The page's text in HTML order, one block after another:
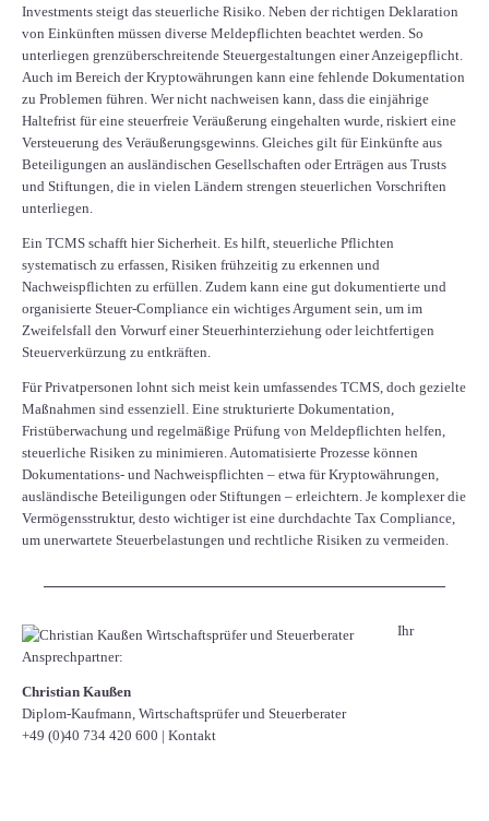
Investments steigt das steuerliche Risiko. Neben der richtigen Deklaration
von Einkünften müssen diverse Meldepflichten beachtet werden. So
unterliegen grenzüberschreitende Steuergestaltungen einer Anzeigepflicht.
Auch im Bereich der Kryptowährungen kann eine fehlende Dokumentation
zu Problemen führen. Wer nicht nachweisen kann, dass die einjährige
Haltefrist für eine steuerfreie Veräußerung eingehalten wurde, riskiert eine
Versteuerung des Veräußerungsgewinns. Gleiches gilt für Einkünfte aus
Beteiligungen an ausländischen Gesellschaften oder Erträgen aus Trusts
und Stiftungen, die in vielen Ländern strengen steuerlichen Vorschriften
unterliegen.
Ein TCMS schafft hier Sicherheit. Es hilft, steuerliche Pflichten
systematisch zu erfassen, Risiken frühzeitig zu erkennen und
Nachweispflichten zu erfüllen. Zudem kann eine gut dokumentierte und
organisierte Steuer-Compliance ein wichtiges Argument sein, um im
Zweifelsfall den Vorwurf einer Steuerhinterziehung oder leichtfertigen
Steuerverkürzung zu entkräften.
Für Privatpersonen lohnt sich meist kein umfassendes TCMS, doch gezielte
Maßnahmen sind essenziell. Eine strukturierte Dokumentation,
Fristüberwachung und regelmäßige Prüfung von Meldepflichten helfen,
steuerliche Risiken zu minimieren. Automatisierte Prozesse können
Dokumentations- und Nachweispflichten – etwa für Kryptowährungen,
ausländische Beteiligungen oder Stiftungen – erleichtern. Je komplexer die
Vermögensstruktur, desto wichtiger ist eine durchdachte Tax Compliance,
um unerwartete Steuerbelastungen und rechtliche Risiken zu vermeiden.
Ihr
Ansprechpartner:
Christian Kaußen
Diplom-Kaufmann, Wirtschaftsprüfer und Steuerberater
+49 (0)40 734 420 600 | Kontakt